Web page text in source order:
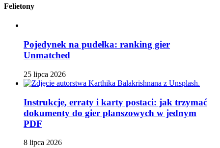
Felietony
Pojedynek na pudełka: ranking gier
Unmatched
25 lipca 2026
Instrukcje, erraty i karty postaci: jak trzymać
dokumenty do gier planszowych w jednym
PDF
8 lipca 2026